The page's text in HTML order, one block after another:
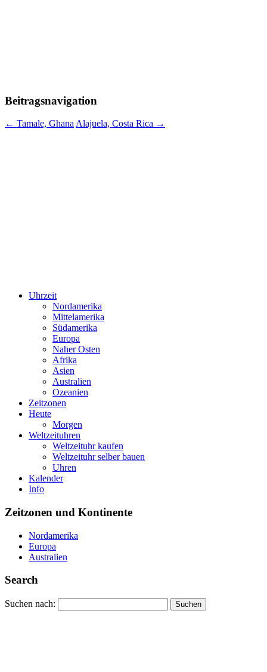
Beitragsnavigation
← Tamale, Ghana Alajuela, Costa Rica →
Uhrzeit
Nordamerika
Mittelamerika
Südamerika
Europa
Naher Osten
Afrika
Asien
Australien
Ozeanien
Zeitzonen
Heute
Morgen
Weltzeituhren
Weltzeituhr kaufen
Weltzeituhr selber bauen
Uhren
Kalender
Info
Zeitzonen und Kontinente
Nordamerika
Europa
Australien
Search
Suchen nach: